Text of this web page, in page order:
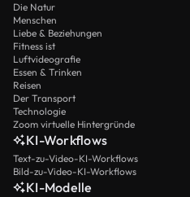
Die Natur
Menschen
Liebe & Beziehungen
Fitness ist
Luftvideografie
Essen & Trinken
Reisen
Der Transport
Technologie
Zoom virtuelle Hintergründe
KI-Workflows
Text-zu-Video-KI-Workflows
Bild-zu-Video-KI-Workflows
KI-Modelle